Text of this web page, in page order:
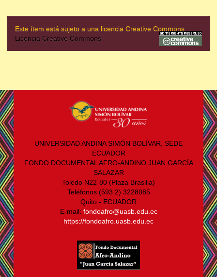
Este ítem está sujeto a una licencia Creative Commons
Licencia Creative Commons
UNIVERSIDAD ANDINA SIMÓN BOLÍVAR, SEDE
ECUADOR
FONDO DOCUMENTAL AFRO-ANDINO JUAN GARCÍA
SALAZAR
Toledo N22-80 (Plaza Brasilia)
Teléfonos (593 2) 3228085
Quito - ECUADOR
E-mail: fondoafro@uasb.edu.ec
https://fondoafro.uasb.edu.ec